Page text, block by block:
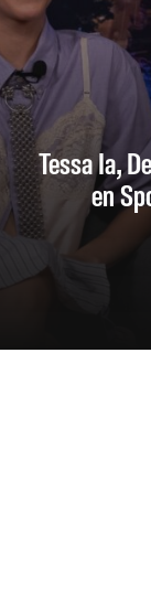
Tessa Ia,
en